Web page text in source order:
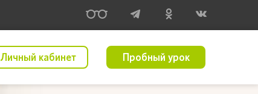
Личный кабинет Пробный урок